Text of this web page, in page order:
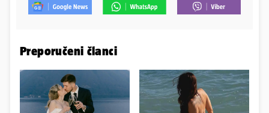
Preporučeni članci